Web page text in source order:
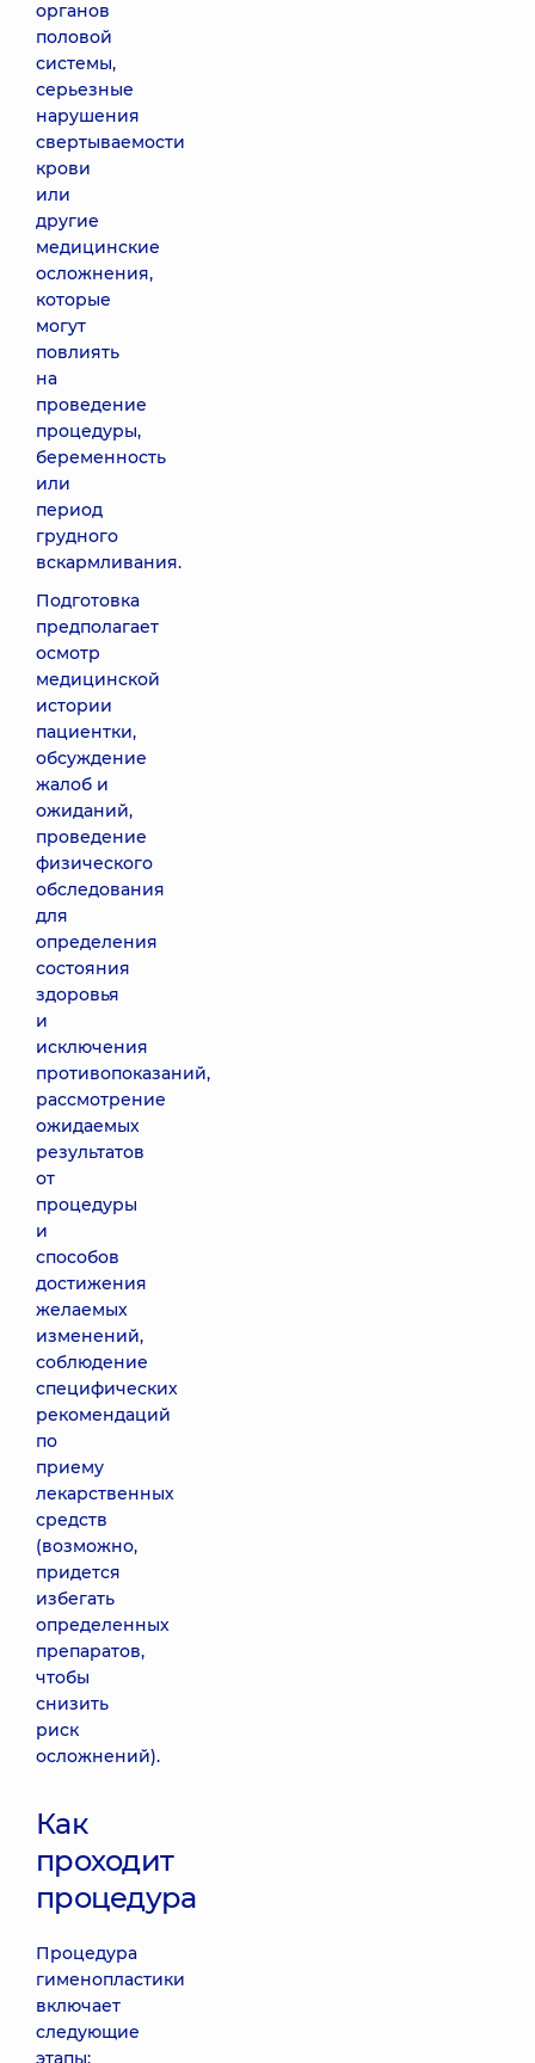
органов
половой
системы,
серьезные
нарушения
свертываемости
крови
или
другие
медицинские
осложнения,
которые
могут
повлиять
на
проведение
процедуры,
беременность
или
период
грудного
вскармливания.
Подготовка
предполагает
осмотр
медицинской
истории
пациентки,
обсуждение
жалоб и
ожиданий,
проведение
физического
обследования
для
определения
состояния
здоровья
и
исключения
противопоказаний,
рассмотрение
ожидаемых
результатов
от
процедуры
и
способов
достижения
желаемых
изменений,
соблюдение
специфических
рекомендаций
по
приему
лекарственных
средств
(возможно,
придется
избегать
определенных
препаратов,
чтобы
снизить
риск
осложнений).
Как
проходит
процедура
Процедура
гименопластики
включает
следующие
этапы: